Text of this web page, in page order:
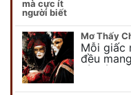
Mỗi giấc
đều
và có